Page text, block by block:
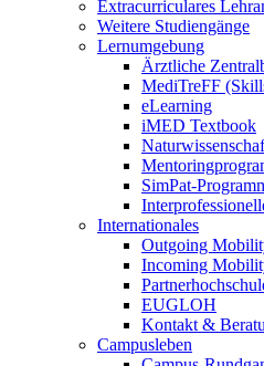
Extracurriculares
Weitere Studiengänge
Lernumgebung
Ärztliche
MediTreFF
eLearning
iMED Textbook
SimPat-
Internationales
Outgoing
Incoming
EUGLOH
Kontakt &
Campusleben